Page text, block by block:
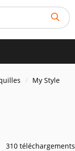
My Style
310 téléchargements